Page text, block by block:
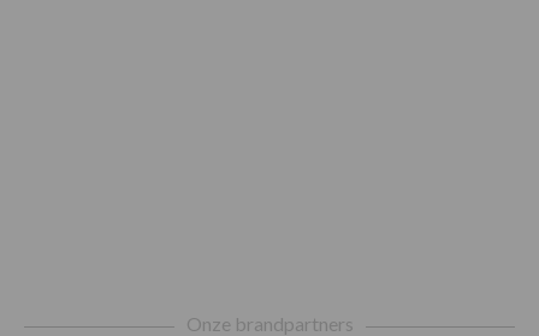
Onze brandpartners